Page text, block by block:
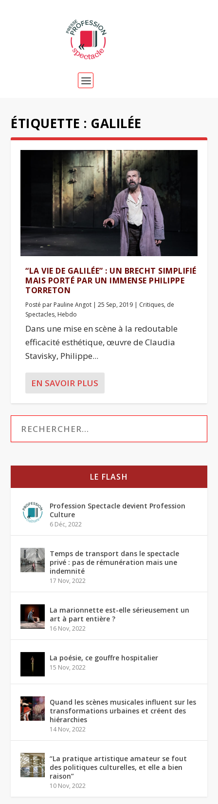
ÉTIQUETTE : GALILÉE
“LA VIE DE GALILÉE” : UN BRECHT SIMPLIFIÉ
MAIS PORTÉ PAR UN IMMENSE PHILIPPE
TORRETON
Posté par Pauline Angot |25 Sep, 2019 | Critiques, de
Spectacles, Hebdo
Dans une mise en scène à la redoutable
efficacité esthétique, œuvre de Claudia
Stavisky, Philippe...
EN SAVOIR PLUS
LE FLASH
Profession Spectacle devient Profession
Culture
6 Déc, 2022
Temps de transport dans le spectacle
privé : pas de rémunération mais une
indemnité
17 Nov, 2022
La marionnette est-elle sérieusement un
art à part entière ?
16 Nov, 2022
La poésie, ce gouffre hospitalier
15 Nov, 2022
Quand les scènes musicales influent sur les
transformations urbaines et créent des
hiérarchies
14 Nov, 2022
“La pratique artistique amateur se fout
des politiques culturelles, et elle a bien
raison”
10 Nov, 2022